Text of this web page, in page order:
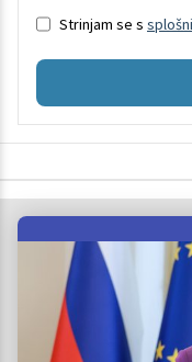
Strinjam se s